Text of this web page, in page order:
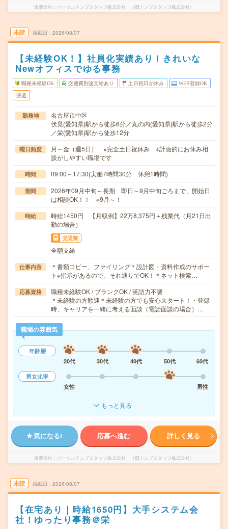
派遣会社 パーソルテンプスタッフ株式会社 （旧テンプスタッフ株式会社）
未読 掲載日 2026/08/07
【未経験OK！】社員化実績あり！きれいな
Newオフィスでゆる事務
職種未経験OK 交通費別途支給あり 土日祝日が休み WEB登録OK
派遣
勤務地
名古屋市中区
伏見(愛知県)駅から徒歩6分／丸の内(愛知県)駅から徒歩2分
／栄(愛知県)駅から徒歩12分
曜日頻度
月～金（週5日） ※完全土日祝休み ※計画的にお休み相
談がしやすい職場です
時間 09:00～17:30(実働7時間30分 休憩1時間)
期間
2026年09月中旬～長期 即日～9月中旬ごろまで、開始日
は相談OK！！ ※9月～！
時給
時給1450円 【月収例】22万8,375円＋残業代（月21日出
勤の場合）
交通費
全額支給
仕事内容
＊書類コピー、ファイリング＊設計図・資料作成のサポー
ト※指示があるので、それ通りでOK！＊ネット検索…
応募資格
職種未経験OK / ブランクOK / 英語力不要
＊未経験の方歓迎＊未経験の方でも安心スタート！・登録
時、キャリアを一緒に考える面談（電話面談の場合）…
職場の雰囲気
年齢層
20代
30代 40代 50代
60代
男女比率
女性
男性
もっと見る
気になる! 応募へ進む 詳しく見る
派遣会社 パーソルテンプスタッフ株式会社 （旧テンプスタッフ株式会社）
未読 掲載日 2026/08/07
【在宅あり｜時給1650円】大手システム会
社！ゆったり事務＠栄